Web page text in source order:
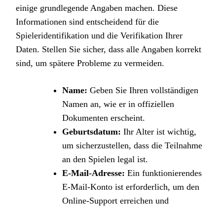
einige grundlegende Angaben machen. Diese
Informationen sind entscheidend für die
Spieleridentifikation und die Verifikation Ihrer
Daten. Stellen Sie sicher, dass alle Angaben korrekt
sind, um spätere Probleme zu vermeiden.
Name: Geben Sie Ihren vollständigen
Namen an, wie er in offiziellen
Dokumenten erscheint.
Geburtsdatum: Ihr Alter ist wichtig,
um sicherzustellen, dass die Teilnahme
an den Spielen legal ist.
E-Mail-Adresse: Ein funktionierendes
E-Mail-Konto ist erforderlich, um den
Online-Support erreichen und